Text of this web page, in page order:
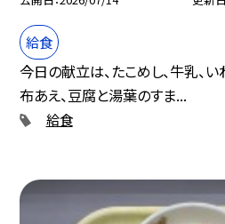
給食
今日の献立は、たこめし、牛乳、
布あえ、豆腐と湯葉のすま...
給食